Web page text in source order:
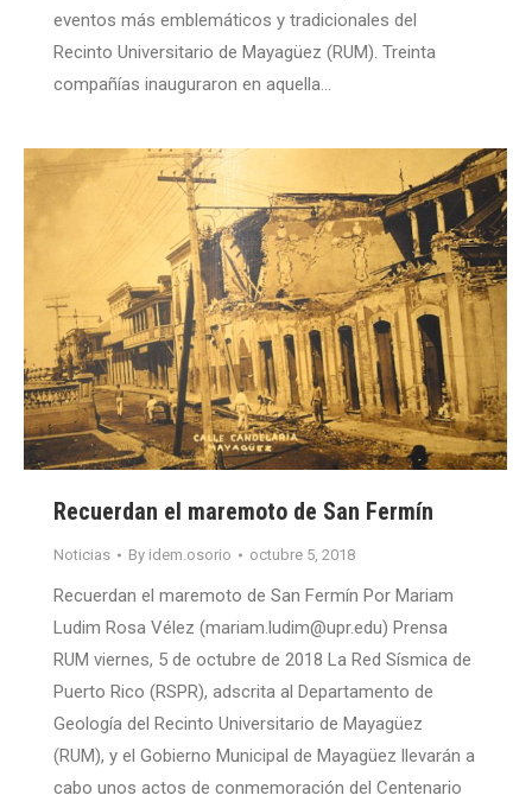
eventos más emblemáticos y tradicionales del
Recinto Universitario de Mayagüez (RUM). Treinta
compañías inauguraron en aquella…
Recuerdan el maremoto de San Fermín
Noticias By idem.osorio octubre 5, 2018
Recuerdan el maremoto de San Fermín Por Mariam
Ludim Rosa Vélez (mariam.ludim@upr.edu) Prensa
RUM viernes, 5 de octubre de 2018 La Red Sísmica de
Puerto Rico (RSPR), adscrita al Departamento de
Geología del Recinto Universitario de Mayagüez
(RUM), y el Gobierno Municipal de Mayagüez llevarán a
cabo unos actos de conmemoración del Centenario